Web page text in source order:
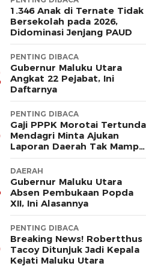
1.346 Anak di Ternate Tidak
Bersekolah pada 2026,
Didominasi Jenjang PAUD
PENTING DIBACA
Gubernur Maluku Utara
Angkat 22 Pejabat, Ini
Daftarnya
PENTING DIBACA
Gaji PPPK Morotai
Mendagri Minta Ajukan
Laporan Daerah Tak Mampu
Bayar Pegawai
DAERAH
Gubernur Maluku Utara
Absen Pembukaan Popda
XII, Ini Alasannya
PENTING DIBACA
Breaking News! Robertthus
Tacoy Ditunjuk Jadi Kepala
Kejati Maluku Utara